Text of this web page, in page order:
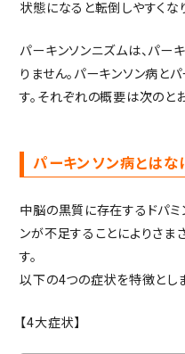
状態になると転倒しやすくな
パーキンソンニズムは、パー
りません。パーキンソン病と
す。それぞれの概要は次のとお
パーキンソン病とはな
中脳の黒質に存在するドパミ
ンが不足することによりさ
す。
以下の4つの症状を特徴としま
【4大症状】